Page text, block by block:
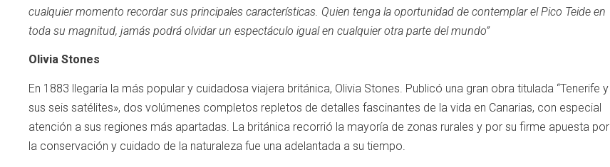
cualquier momento recordar sus principales características. Quien tenga la oportunidad de contemplar el Pico Teide en
toda su magnitud, jamás podrá olvidar un espectáculo igual en cualquier otra parte del mundo”
Olivia Stones
En 1883 llegaría la más popular y cuidadosa viajera británica, Olivia Stones. Publicó una gran obra titulada “Tenerife y
sus seis satélites», dos volúmenes completos repletos de detalles fascinantes de la vida en Canarias, con especial
atención a sus regiones más apartadas. La británica recorrió la mayoría de zonas rurales y por su firme apuesta por
la conservación y cuidado de la naturaleza fue una adelantada a su tiempo.